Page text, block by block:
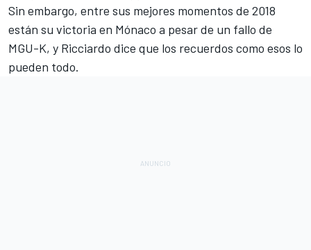
Sin embargo, entre sus mejores momentos de 2018
están su victoria en Mónaco a pesar de un fallo de
MGU-K, y Ricciardo dice que los recuerdos como esos lo
pueden todo.